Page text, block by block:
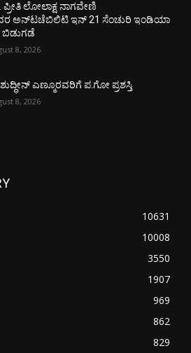
ಪ್ರೀತಿ ಲೋಲಾಕ್ಷ ನಾಗವೇಣಿ
ಅನ್‌ಟಚೆಬಿಲಿಟಿ ಇನ್ 21 ಸೆಂಚುರಿ ಇಂಡಿಯಾ
ಬಿಡುಗಡೆ
8, 2026
ಎಣ್ಮೂರವರಿಗೆ ಪ.ಗೋ ಪ್ರಶಸ್ತಿ
8, 2026
10631
10008
3550
1907
969
862
829